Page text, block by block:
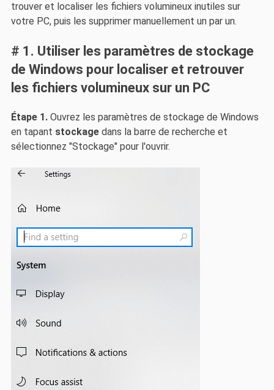
trouver et localiser les fichiers volumineux inutiles sur
votre PC, puis les supprimer manuellement un par un.
# 1. Utiliser les paramètres de stockage
de Windows pour localiser et retrouver
les fichiers volumineux sur un PC
Étape 1.Ouvrez les paramètres de stockage de Windows
en tapant stockagedans la barre de recherche et
sélectionnez "Stockage" pour l'ouvrir.